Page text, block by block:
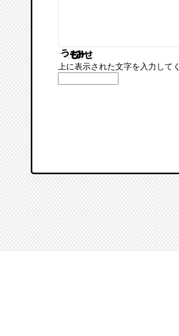
上に表示された文字を入力して